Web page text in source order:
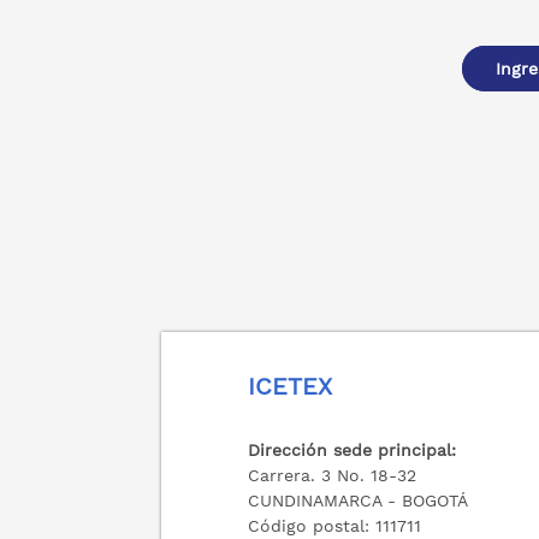
ICETEX
Dirección sede principal:
Carrera. 3 No. 18-32
CUNDINAMARCA - BOGOTÁ
Código postal: 111711